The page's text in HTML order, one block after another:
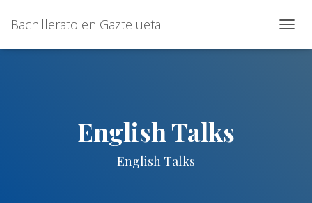
Bachillerato en Gaztelueta
English Talks
English Talks